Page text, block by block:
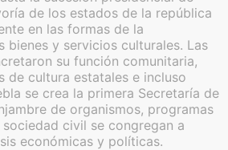
de los estados de la república
en las formas de la
bienes y servicios culturales. Las
su función comunitaria,
de cultura estatales e incluso
se crea la primera Secretaría de
de organismos, programas
civil se congregan a
económicas y políticas.